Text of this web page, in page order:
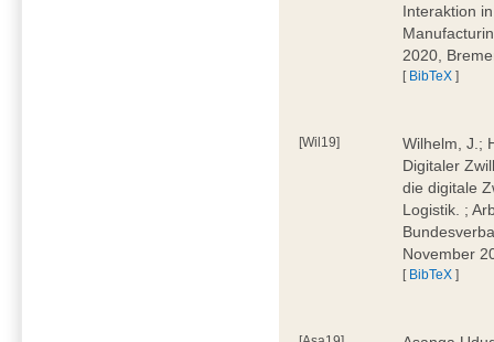
Interaktion
2020,
[ BibTeX ]
[Wil19]
Wilhelm, J.;
Digitaler
die digitale
Logistik. ;
November
[ BibTeX ]